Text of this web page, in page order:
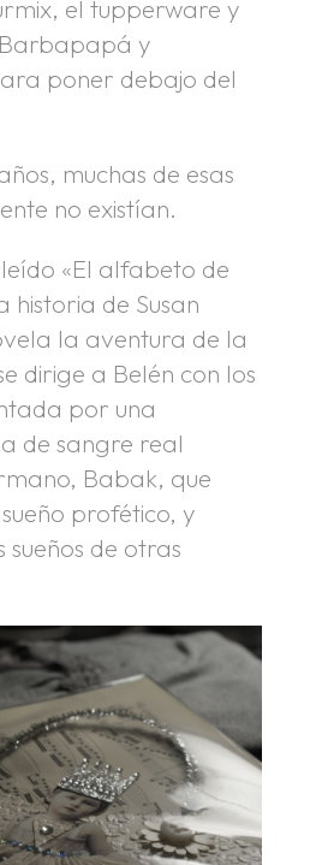
el tupperware y
y
poner debajo del
muchas de esas
no existían.
«El alfabeto de
historia de Susan
la aventura de la
dirige a Belén con los
por una
de sangre real
Babak, que
profético, y
sueños de otras